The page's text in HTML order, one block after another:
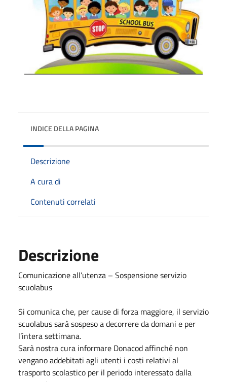
INDICE DELLA PAGINA
Descrizione
A cura di
Contenuti correlati
Descrizione
Comunicazione all’utenza – Sospensione servizio
scuolabus
Si comunica che, per cause di forza maggiore, il servizio
scuolabus sarà sospeso a decorrere da domani e per
l’intera settimana.
Sarà nostra cura informare Donacod affinché non
vengano addebitati agli utenti i costi relativi al
trasporto scolastico per il periodo interessato dalla